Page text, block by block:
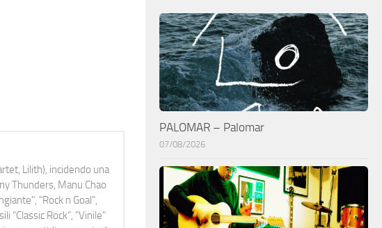
Lilith), incidendo una
Thunders, Manu Chao
"Rock n Goal",
“Classic Rock”, "Vinile"
PALOMAR – Palomar
07/08/2026